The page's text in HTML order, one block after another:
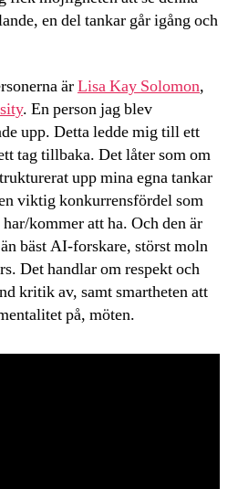
en del tankar går igång och
ärLisa Kay Solomon,
. En person jag blev
upp. Detta ledde mig till ett
tag tillbaka. Det låter som om
upp mina egna tankar
viktig konkurrensfördel som
kommer att ha. Och den är
bäst AI-forskare, störst moln
Det handlar om respekt och
kritik av, samt smartheten att
på, möten.